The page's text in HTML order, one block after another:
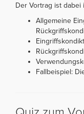
Der Vortrag ist
Allgemeine
Fallbeispiel: